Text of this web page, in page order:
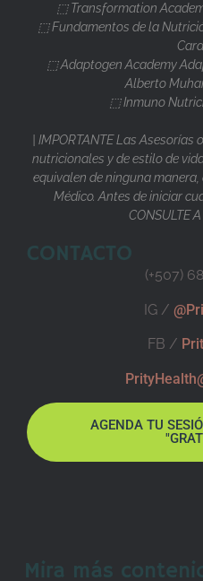
⬚ Transformation
⬚ Fundamentos de la
⬚ Adaptogen Academy
Alberto
⬚ Inmuno
| IMPORTANTE Las
nutricionales y de estilo de
equivalen de ninguna
Médico. Antes de iniciar
CONSULTE
CONTACTO
(+507)
IG /
FB /
AGENDA TU
Mira más